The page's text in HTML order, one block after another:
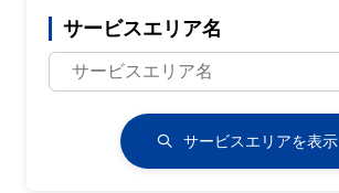
サービスエリア名
サービスエリアを表示